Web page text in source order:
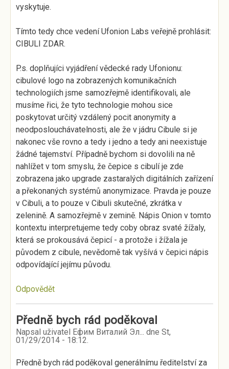
vyskytuje.
Tímto tedy chce vedení Ufonion Labs veřejně prohlásit:
CIBULI ZDAR.
P.s. doplňujíci vyjádření vědecké rady Ufonionu:
cibulové logo na zobrazených komunikačních
technologiích jsme samozřejmě identifikovali, ale
musíme řici, že tyto technologie mohou sice
poskytovat určitý vzdálený pocit anonymity a
neodposlouchávatelnosti, ale že v jádru Cibule si je
nakonec vše rovno a tedy i jedno a tedy ani neexistuje
žádné tajemství. Případně bychom si dovolili na ně
nahlížet v tom smyslu, že čepice s cibulí je zde
zobrazena jako upgrade zastaralých digitálních zařízení
a překonaných systémů anonymizace. Pravda je pouze
v Cibuli, a to pouze v Cibuli skutečné, zkrátka v
zelenině. A samozřejmě v zemině. Nápis Onion v tomto
kontextu interpretujeme tedy coby obraz svaté žížaly,
která se prokousává čepicí - a protože i žížala je
původem z cibule, nevědomě tak vyšívá v čepici nápis
odpovídající jejímu původu.
Odpovědět
Předně bych rád poděkoval
Napsal uživatel Ефим Виталий Эл... dne St,
01/29/2014 - 18:12.
Předně bych rád poděkoval generálnímu ředitelství za